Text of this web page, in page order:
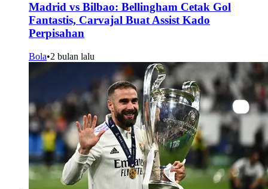
Madrid vs Bilbao: Bellingham Cetak Gol
Fantastis, Carvajal Buat Assist Kado
Perpisahan
Bola•2 bulan lalu